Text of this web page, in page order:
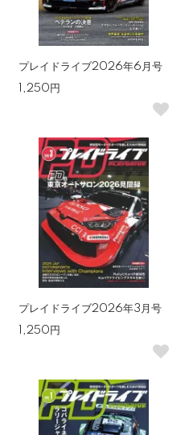
プレイドライブ2026年6月号
1,250円
プレイドライブ2026年3月号
1,250円